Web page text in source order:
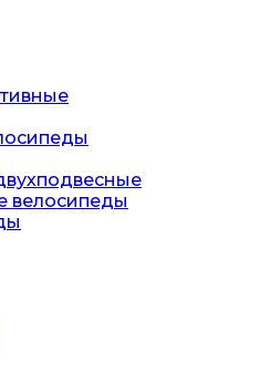
велосипеды